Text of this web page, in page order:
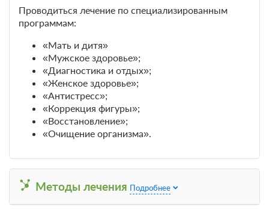
3 фото
Эконом 1-местный 1-комнатный Подробнее
Общая ванная комната
Проводиться лечение по специализированным
программам:
«Мать и дитя»
«Мужское здоровье»;
«Диагностика и отдых»;
«Женское здоровье»;
«Антистресс»;
«Коррекция фигуры»;
«Восстановление»;
«Очищение организма».
Методы лечения Подробнее